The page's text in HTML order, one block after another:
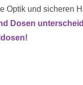
Optik und sicheren
Dosen